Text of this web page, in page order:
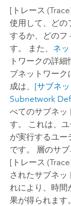
[トレース
使用して、どの
するか、どのフ
す。 また、 ネ
トワークの詳
ブネットワーク
成は、 [サブネ
Subnetwork
べてのサブネッ
す。 これは、
が実行するユー
です。 層のサ
[トレース
されたサブネッ
れにより、時間
果が得られます。